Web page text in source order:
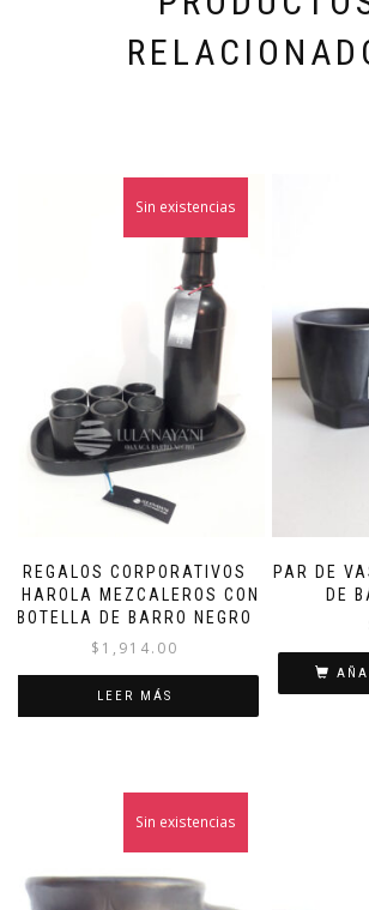
REGALOS CORPORATIVOS
CHAROLA MEZCALEROS CON
BOTELLA DE BARRO NEGRO
$ 1,914.00
Sin existencias
LEER MÁS
PAR DE
DE
Sin existencias